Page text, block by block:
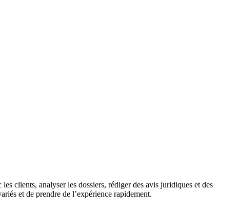
clients, analyser les dossiers, rédiger des avis juridiques et des
et de prendre de l’expérience rapidement.